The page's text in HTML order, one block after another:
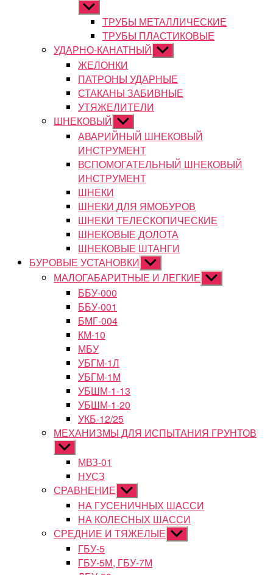
Показывать
подменюТРУБЫ МЕТАЛЛИЧЕСКИЕ
ТРУБЫ ПЛАСТИКОВЫЕ
УДАРНО-КАНАТНЫЙ Показывать
подменю
ЖЕЛОНКИ
ПАТРОНЫ УДАРНЫЕ
СТАКАНЫ ЗАБИВНЫЕ
УТЯЖЕЛИТЕЛИ
ШНЕКОВЫЙ Показывать
подменю
АВАРИЙНЫЙ ШНЕКОВЫЙ
ИНСТРУМЕНТ
ВСПОМОГАТЕЛЬНЫЙ ШНЕКОВЫЙ
ИНСТРУМЕНТ
ШНЕКИ
ШНЕКИ ДЛЯ ЯМОБУРОВ
ШНЕКИ ТЕЛЕСКОПИЧЕСКИЕ
ШНЕКОВЫЕ ДОЛОТА
ШНЕКОВЫЕ ШТАНГИ
БУРОВЫЕ УСТАНОВКИ Показывать
подменю
МАЛОГАБАРИТНЫЕ И ЛЕГКИЕ Показывать
подменю
ББУ-000
ББУ-001
БМГ-004
КМ-10
МБУ
УБГМ-1Л
УБГМ-1М
УБШМ-1-13
УБШМ-1-20
УКБ-12/25
МЕХАНИЗМЫ ДЛЯ ИСПЫТАНИЯ ГРУНТОВ
Показывать
подменюМВЗ-01
НУСЗ
СРАВНЕНИЕ Показывать
подменю
НА ГУСЕНИЧНЫХ ШАССИ
НА КОЛЕСНЫХ ШАССИ
СРЕДНИЕ И ТЯЖЕЛЫЕ Показывать
подменю
ГБУ-5
ГБУ-5М, ГБУ-7М